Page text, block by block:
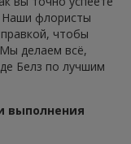
Наши флористы
чтобы
делаем всё,
Белз по лучшим
выполнения